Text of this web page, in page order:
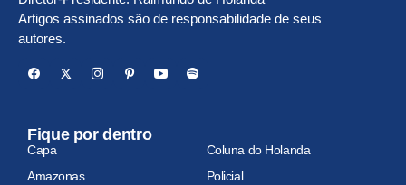
Artigos assinados são de responsabilidade de seus
autores.
Fique por dentro
Capa
Coluna do Holanda
Amazonas
Policial